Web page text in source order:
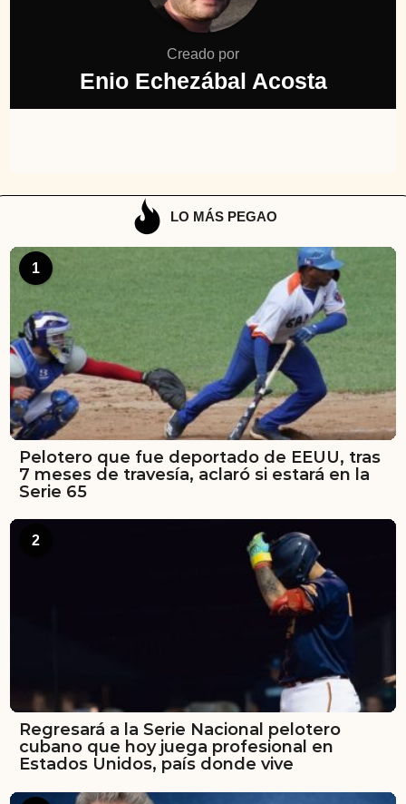
Creado por
Enio Echezábal Acosta
LO MÁS PEGAO
1
Pelotero que fue deportado de EEUU, tras
7 meses de travesía, aclaró si estará en la
Serie 65
2
Regresará a la Serie Nacional pelotero
cubano que hoy juega profesional en
Estados Unidos, país donde vive